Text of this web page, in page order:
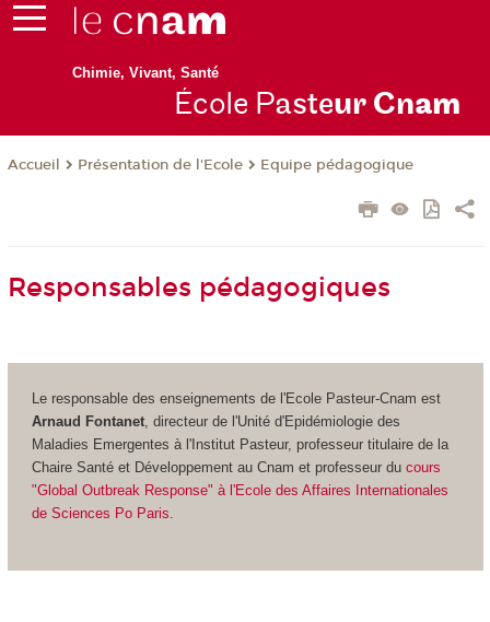
Chimie, Vivant, Santé
École Pasteur Cnam
Accueil Présentation de l'Ecole Equipe pédagogique
Responsables pédagogiques
Le responsable des enseignements de l'Ecole Pasteur-Cnam est
Arnaud Fontanet, directeur de l'Unité d'Epidémiologie des
Maladies Emergentes à l'Institut Pasteur, professeur titulaire de la
Chaire Santé et Développement au Cnam et professeur du cours
"Global Outbreak Response" à l'Ecole des Affaires Internationales
de Sciences Po Paris.